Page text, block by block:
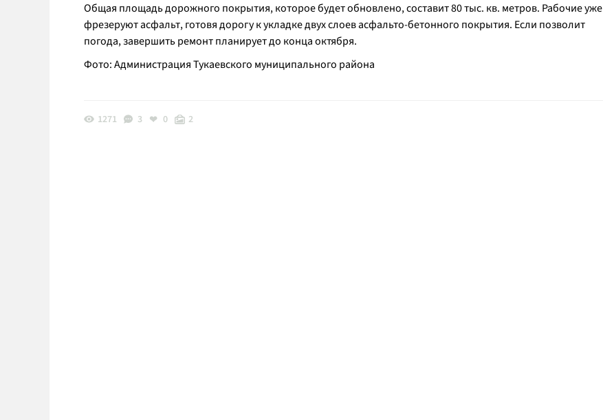
Общая площадь дорожного покрытия, которое будет обновлено, составит 80 тыс. кв. метров. Рабочие уже
фрезеруют асфальт, готовя дорогу к укладке двух слоев асфальто-бетонного покрытия. Если позволит
погода, завершить ремонт планирует до конца октября.
Фото: Администрация Тукаевского муниципального района
1271 3 0 2